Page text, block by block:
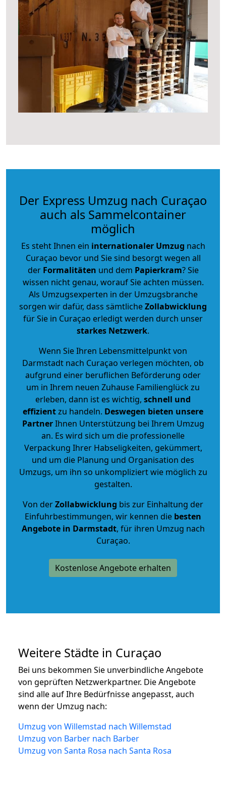
Der Express Umzug nach Curaçao
auch als Sammelcontainer
möglich
Es steht Ihnen ein internationaler Umzug nach
Curaçao bevor und Sie sind besorgt wegen all
der Formalitäten und dem Papierkram? Sie
wissen nicht genau, worauf Sie achten müssen.
Als Umzugsexperten in der Umzugsbranche
sorgen wir dafür, dass sämtlicheZollabwicklung
für Sie in Curaçao erledigt werden durch unser
starkes Netzwerk.
Wenn Sie Ihren Lebensmittelpunkt von
Darmstadt nach Curaçao verlegen möchten, ob
aufgrund einer beruflichen Beförderung oder
um in Ihrem neuen Zuhause Familienglück zu
erleben, dann ist es wichtig, schnell und
effizientzu handeln. Deswegen bieten unsere
PartnerIhnen Unterstützung bei Ihrem Umzug
an. Es wird sich um die professionelle
Verpackung Ihrer Habseligkeiten, gekümmert,
und um die Planung und Organisation des
Umzugs, um ihn so unkompliziert wie möglich zu
gestalten.
Von derZollabwicklung bis zur Einhaltung der
Einfuhrbestimmungen, wir kennen die besten
Angebote in Darmstadt, für ihren Umzug nach
Curaçao.
Kostenlose Angebote erhalten
Weitere Städte in Curaçao
Bei uns bekommen Sie unverbindliche Angebote
von geprüften Netzwerkpartner. Die Angebote
sind alle auf Ihre Bedürfnisse angepasst, auch
wenn der Umzug nach:
Umzug von Willemstad nach Willemstad
Umzug von Barber nach Barber
Umzug von Santa Rosa nach Santa Rosa